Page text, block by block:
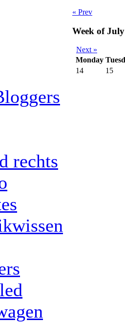
rechts
« Prev
Week of
Next »
Monday
14
15